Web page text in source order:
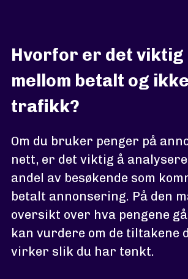
Hvorfor er det viktig
mellom betalt og
trafikk?
Om du bruker penger på
nett, er det viktig å
andel av besøkende som
betalt annonsering. På den
oversikt over hva pengene
kan vurdere om de tiltakene
virker slik du har tenkt.